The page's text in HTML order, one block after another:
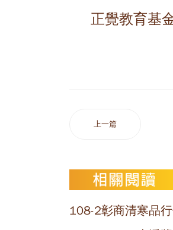
正覺教育基
上一篇
108-2彰商清寒品